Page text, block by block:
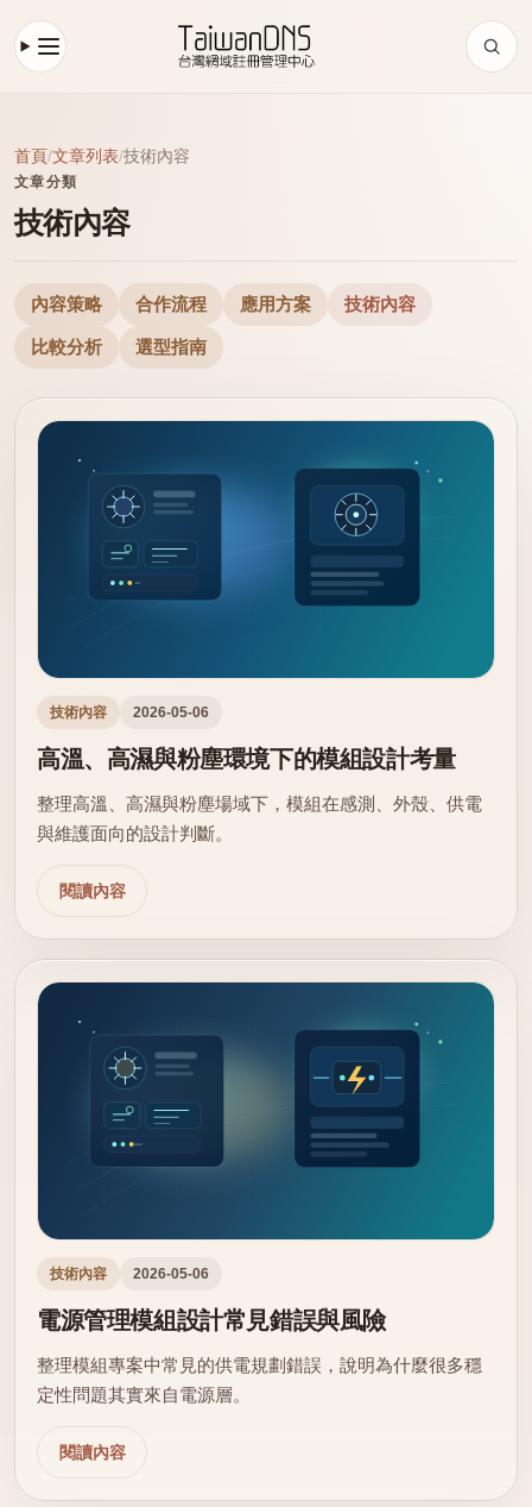
首頁/文章列表/技術內容
文章分類
技術內容
內容策略 合作流程 應用方案 技術內容
比較分析 選型指南
技術內容 2026-05-06
高溫、高濕與粉塵環境下的模組設計考量
整理高溫、高濕與粉塵場域下，模組在感測、外殼、供電
與維護面向的設計判斷。
閱讀內容
技術內容 2026-05-06
電源管理模組設計常見錯誤與風險
整理模組專案中常見的供電規劃錯誤，說明為什麼很多穩
定性問題其實來自電源層。
閱讀內容